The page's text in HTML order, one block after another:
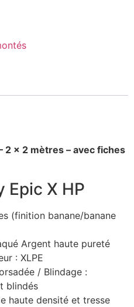
2 x 2 mètres – avec fiches
Epic X HP
(finition banane/banane
Argent haute pureté
: XLPE
/ Blindage :
blindés
haute densité et tresse